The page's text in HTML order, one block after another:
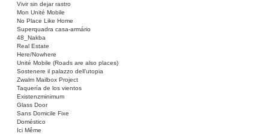
Vivir sin dejar rastro
Mon Unité Mobile
No Place Like Home
Superquadra casa-armário
48_Nakba
Real Estate
Here/Nowhere
Unité Mobile (Roads are also places)
Sostenere il palazzo dell’utopia
Zwalm Mailbox Project
Taquería de los vientos
Existenzminimum
Glass Door
Sans Domicile Fixe
Doméstico
Ici Même